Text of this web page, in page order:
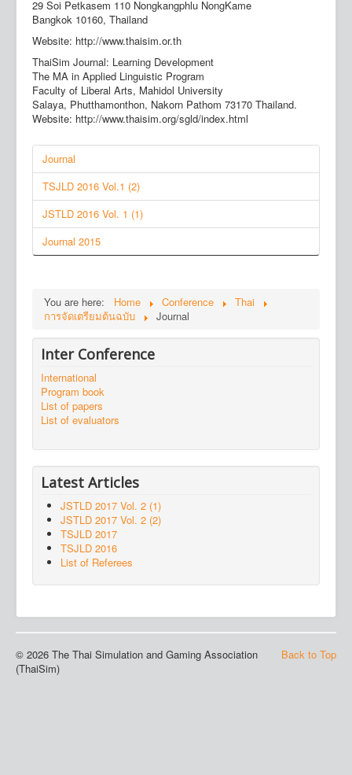
29 Soi Petkasem 110 Nongkangphlu NongKame
Bangkok 10160, Thailand
Website: http://www.thaisim.or.th
ThaiSim Journal: Learning Development
The MA in Applied Linguistic Program
Faculty of Liberal Arts, Mahidol University
Salaya, Phutthamonthon, Nakorn Pathom 73170 Thailand.
Website: http://www.thaisim.org/sgld/index.html
Journal
TSJLD 2016 Vol.1 (2)
JSTLD 2016 Vol. 1 (1)
Journal 2015
You are here: Home Conference
Thai
การจัดเตรียมต้นฉบับ
Journal
Inter Conference
International
Program book
List of papers
List of evaluators
Latest Articles
JSTLD 2017 Vol. 2 (1)
JSTLD 2017 Vol. 2 (2)
TSJLD 2017
TSJLD 2016
List of Referees
Back to Top
© 2026 The Thai Simulation and Gaming Association
(ThaiSim)